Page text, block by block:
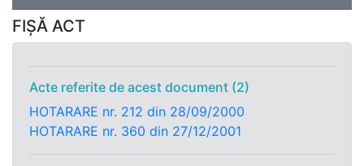
FIȘĂ ACT
Acte referite de acest document (2)
HOTARARE nr. 212 din 28/09/2000
HOTARARE nr. 360 din 27/12/2001